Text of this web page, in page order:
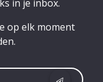
in je inbox.
op elk moment